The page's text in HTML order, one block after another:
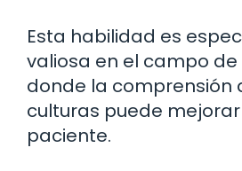
Esta habilidad es
valiosa en el campo
donde la comprensión
culturas puede
paciente.